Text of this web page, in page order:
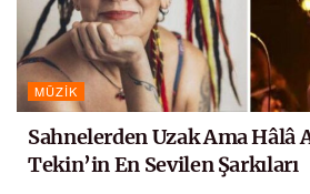
MÜZIK
Sahnelerden Uzak Ama Hâlâ
Tekin’in En Sevilen Şarkıları